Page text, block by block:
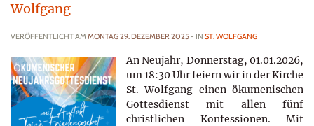
Wolfgang
VERÖFFENTLICHT AMMONTAG 29. DEZEMBER 2025- IN ST. WOLFGANG
An Neujahr, Donnerstag, 01.01.2026,
um 18:30 Uhr feiern wir in der Kirche
St. Wolfgang einen ökumenischen
Gottesdienst mit allen fünf
christlichen Konfessionen. Mit